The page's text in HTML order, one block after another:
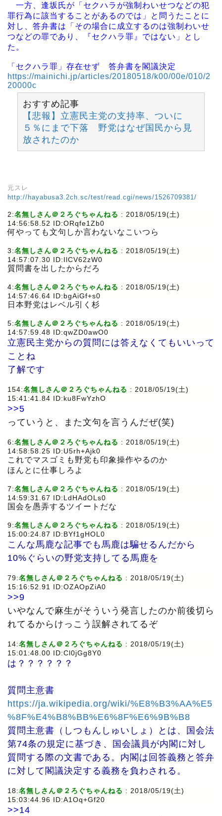
一方、逢坂氏が「セクハラが強制わいせつなどの犯
罪行為に該当することがあるのでは」と問うたことに
対し、答弁書は「その場合に成立するのは強制わいせ
つなどの罪であり、『セクハラ罪』ではない」とし
た。
「セクハラ罪」存在せず 答弁書を閣議決定
https://mainichi.jp/articles/20180518/k00/00e/010/2
20000c
おすすめ記事
【悲報】立憲民主党の支持率、ついに
５％にまで下落 野党はなぜ国民から見
放されたのか
元スレ
http://hayabusa3.2ch.sc/test/read.cgi/news/1526709381/
2:名無しさん＠２ろぐちゃんねる : 2018/05/19(土)
14:56:58.52 ID:ORqfe1Zb0
何やっても文句しか言わないなこいつら
3:名無しさん＠２ろぐちゃんねる : 2018/05/19(土)
14:57:07.30 ID:IlCV62zW0
質問書を出したからだろ
4:名無しさん＠２ろぐちゃんねる : 2018/05/19(土)
14:57:46.64 ID:bgAiGf+s0
日本野党はレベル引く杉
5:名無しさん＠２ろぐちゃんねる : 2018/05/19(土)
14:57:59.48 ID:qwZD0awO0
立憲民主党からの質問には答えなくてもいいって
ことね
了解です
154:名無しさん＠２ろぐちゃんねる : 2018/05/19(土)
15:41:41.84 ID:ku8FwYzhO
>>5
っていうと、また文句を言うんだぜ(笑)
6:名無しさん＠２ろぐちゃんねる : 2018/05/19(土)
14:58:58.25 ID:U5rh+Ajk0
これでマスゴミも野党も印象操作やるのか
ほんとに仕事しろよ
7:名無しさん＠２ろぐちゃんねる : 2018/05/19(土)
14:59:31.67 ID:LdHAdOLs0
国会を愚弄するツイートだな
9:名無しさん＠２ろぐちゃんねる : 2018/05/19(土)
15:00:24.87 ID:BYf1gHOL0
こんな馬鹿な記事でも馬鹿は騙せるんだから
10%ぐらいの野党支持してる馬鹿を
79:名無しさん＠２ろぐちゃんねる : 2018/05/19(土)
15:16:52.91 ID:OZAOpZiA0
>>9
いやなんで麻生がそういう発言したのか前後切ら
れてるからけっこう誤解されてるぞ
14:名無しさん＠２ろぐちゃんねる : 2018/05/19(土)
15:01:48.00 ID:Cl0jGg8Y0
は？？？？？？
質問主意書
https://ja.wikipedia.org/wiki/%E8%B3%AA%E5
%8F%E4%B8%BB%E6%8F%E6%9B%B8
質問主意書（しつもんしゅいしょ）とは、国会法
第74条の規定に基づき、国会議員が内閣に対し
質問する際の文書である。内閣は回答義務と答弁
に対して閣議決定する義務を負わされる。
18:名無しさん＠２ろぐちゃんねる : 2018/05/19(土)
15:03:44.96 ID:A1Oq+Gf20
>>14